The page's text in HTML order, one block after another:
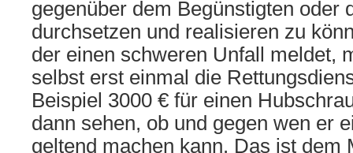
gegenüber dem Begünstigten oder
durchsetzen und realisieren zu
der einen schweren Unfall meldet,
selbst erst einmal die
Beispiel 3000 € für einen
dann sehen, ob und gegen wen er
geltend machen kann. Das ist dem